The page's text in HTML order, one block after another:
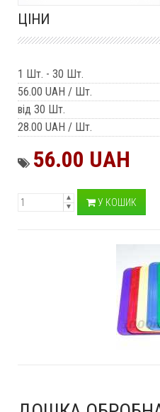
ЦІНИ
1 Шт. - 30 Шт.
56.00 UAH / Шт.
від 30 Шт.
28.00 UAH / Шт.
56.00 UAH
У КОШИК